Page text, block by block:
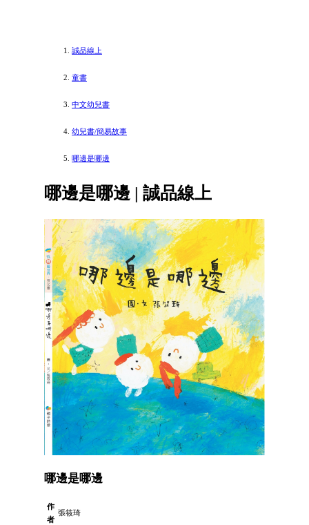
誠品線上
童書
中文幼兒書
幼兒書/簡易故事
哪邊是哪邊
哪邊是哪邊 | 誠品線上
哪邊是哪邊
作
者
張筱琦